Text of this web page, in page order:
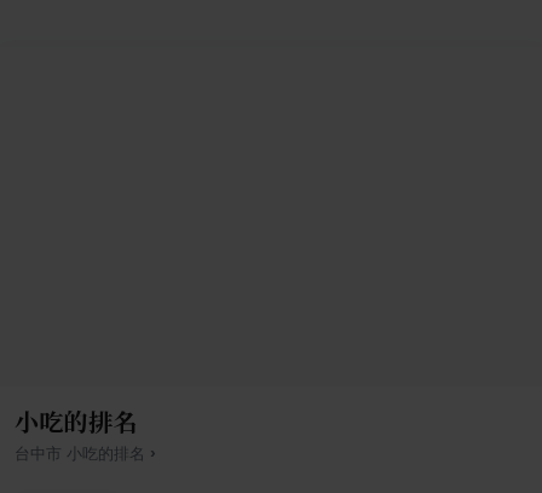
小吃的排名
台中市 小吃 的排名 ›